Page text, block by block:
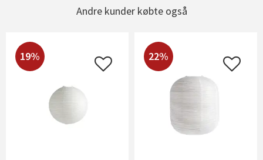
Andre kunder købte også
19% 22%